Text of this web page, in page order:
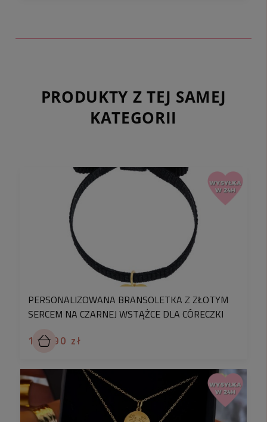
PRODUKTY Z TEJ SAMEJ
KATEGORII
PERSONALIZOWANA BRANSOLETKA Z ZŁOTYM
SERCEM NA CZARNEJ WSTĄŻCE DLA CÓRECZKI
109,90 zł